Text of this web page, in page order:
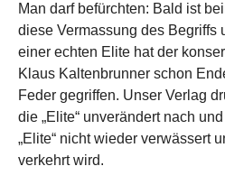
Man darf befürchten: Bald ist
diese Vermassung des Begriffs
einer echten Elite hat der
Klaus Kaltenbrunner schon
Feder gegriffen. Unser Verlag
die „Elite“ unverändert nach
„Elite“ nicht wieder verwässert
verkehrt wird.